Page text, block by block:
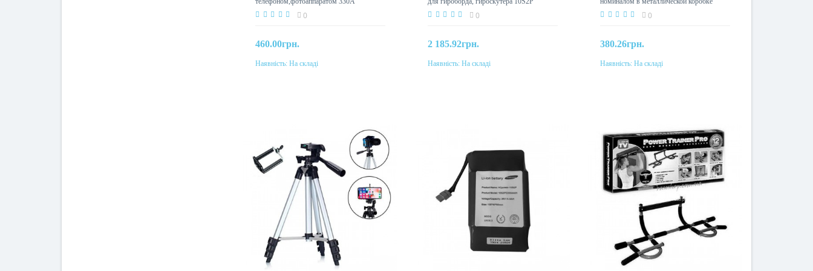
0
460.00грн.
До кошика
Наявність: На складі
4400mAh
0
2 185.92грн.
До кошика
Наявність: На складі
0
380.26грн.
До кошика
Наявність: На складі